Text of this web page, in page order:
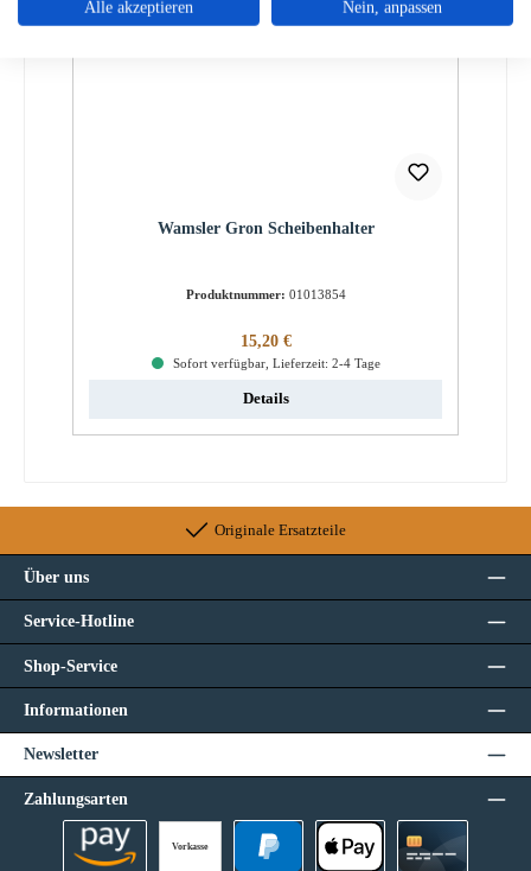
Wamsler Gron Scheibenhalter
Produktnummer: 01013854
Regulärer Preis:
15,20 €
Sofort verfügbar, Lieferzeit: 2-4 Tage
Details
Originale Ersatzteile
Über uns
Service-Hotline
Shop-Service
Informationen
Newsletter
Zahlungsarten
Vorkasse
Alle akzeptieren Nein, anpassen